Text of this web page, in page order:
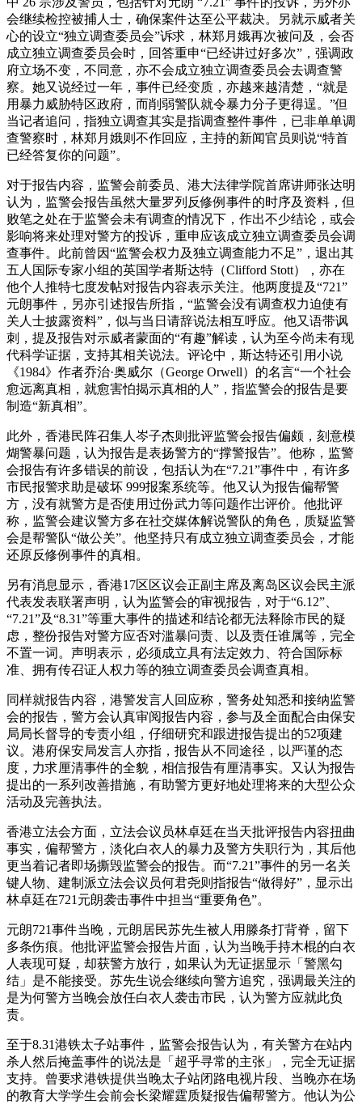
会继续检控被捕人士，确保案件达至公平裁决。另就示威者关
心的设立“独立调查委员会”诉求，林郑月娥再次被问及，会否
成立独立调查委员会时，回答重申“已经讲过好多次”，强调政
府立场不变，不同意，亦不会成立独立调查委员会去调查警
察。她又说经过一年，事件已经变质，亦越来越清楚，“就是
用暴力威胁特区政府，而削弱警队就令暴力分子更得逞。”但
当记者追问，指独立调查其实是指调查整件事件，已非单单调
查警察时，林郑月娥则不作回应，主持的新闻官员则说“特首
已经答复你的问题”。
对于报告内容，监警会前委员、港大法律学院首席讲师张达明
认为，监警会报告虽然大量罗列反修例事件的时序及资料，但
败笔之处在于监警会未有调查的情况下，作出不少结论，或会
影响将来处理对警方的投诉，重申应该成立独立调查委员会调
查事件。此前曾因“监警会权力及独立调查能力不足”，退出其
五人国际专家小组的英国学者斯达特（Clifford Stott），亦在
他个人推特七度发帖对报告内容表示关注。他两度提及“721”
元朗事件，另亦引述报告所指，“监警会没有调查权力迫使有
关人士披露资料”，似与当日请辞说法相互呼应。他又语带讽
刺，提及报告对示威者蒙面的“有趣”解读，认为至今尚未有现
代科学证据，支持其相关说法。评论中，斯达特还引用小说
《1984》作者乔治·奥威尔（George Orwell）的名言“一个社会
愈远离真相，就愈害怕揭示真相的人”，指监警会的报告是要
制造“新真相”。
此外，香港民阵召集人岑子杰则批评监警会报告偏颇，刻意模
煳警暴问题，认为报告是表扬警方的“撑警报告”。他称，监警
会报告有许多错误的前设，包括认为在“7.21”事件中，有许多
市民报警求助是破坏 999报案系统等。他又认为报告偏帮警
方，没有就警方是否使用过份武力等问题作岀评价。他批评
称，监警会建议警方多在社交媒体解说警队的角色，质疑监警
会是帮警队“做公关”。他坚持只有成立独立调查委员会，才能
还原反修例事件的真相。
另有消息显示，香港17区区议会正副主席及离岛区议会民主派
代表发表联署声明，认为监警会的审视报告，对于“6.12”、
“7.21”及“8.31”等重大事件的描述和结论都无法释除市民的疑
虑，整份报告对警方应否对滥暴问责、以及责任谁属等，完全
不置一词。声明表示，必须成立具有法定效力、符合国际标
准、拥有传召证人权力等的独立调查委员会调查真相。
同样就报告内容，港警发言人回应称，警务处知悉和接纳监警
会的报告，警方会认真审阅报告内容，参与及全面配合由保安
局局长督导的专责小组，仔细研究和跟进报告提出的52项建
议。港府保安局发言人亦指，报告从不同途径，以严谨的态
度，力求厘清事件的全貌，相信报告有厘清事实。又认为报告
提出的一系列改善措施，有助警方更好地处理将来的大型公众
活动及完善执法。
香港立法会方面，立法会议员林卓廷在当天批评报告内容扭曲
事实，偏帮警方，淡化白衣人的暴力及警方失职行为，其后他
更当着记者即场撕毁监警会的报告。而“7.21”事件的另一名关
键人物、建制派立法会议员何君尧则指报告“做得好”，显示出
林卓廷在721元朗袭击事件中担当“重要角色”。
元朗721事件当晚，元朗居民苏先生被人用滕条打背脊，留下
多条伤痕。他批评监警会报告片面，认为当晚手持木棍的白衣
人表现可疑，却获警方放行，如果认为无证据显示「警黑勾
结」是不能接受。 苏先生说会继续向警方追究，强调最关注的
是为何警方当晚会放任白衣人袭击市民，认为警方应就此负
责。
至于8.31港铁太子站事件，监警会报告认为，有关警方在站内
杀人然后掩盖事件的说法是「超乎寻常的主张」，完全无证据
支持。曾要求港铁提供当晚太子站闭路电视片段、当晚亦在场
的教育大学学生会前会长梁耀霆质疑报告偏帮警方。 他认为公